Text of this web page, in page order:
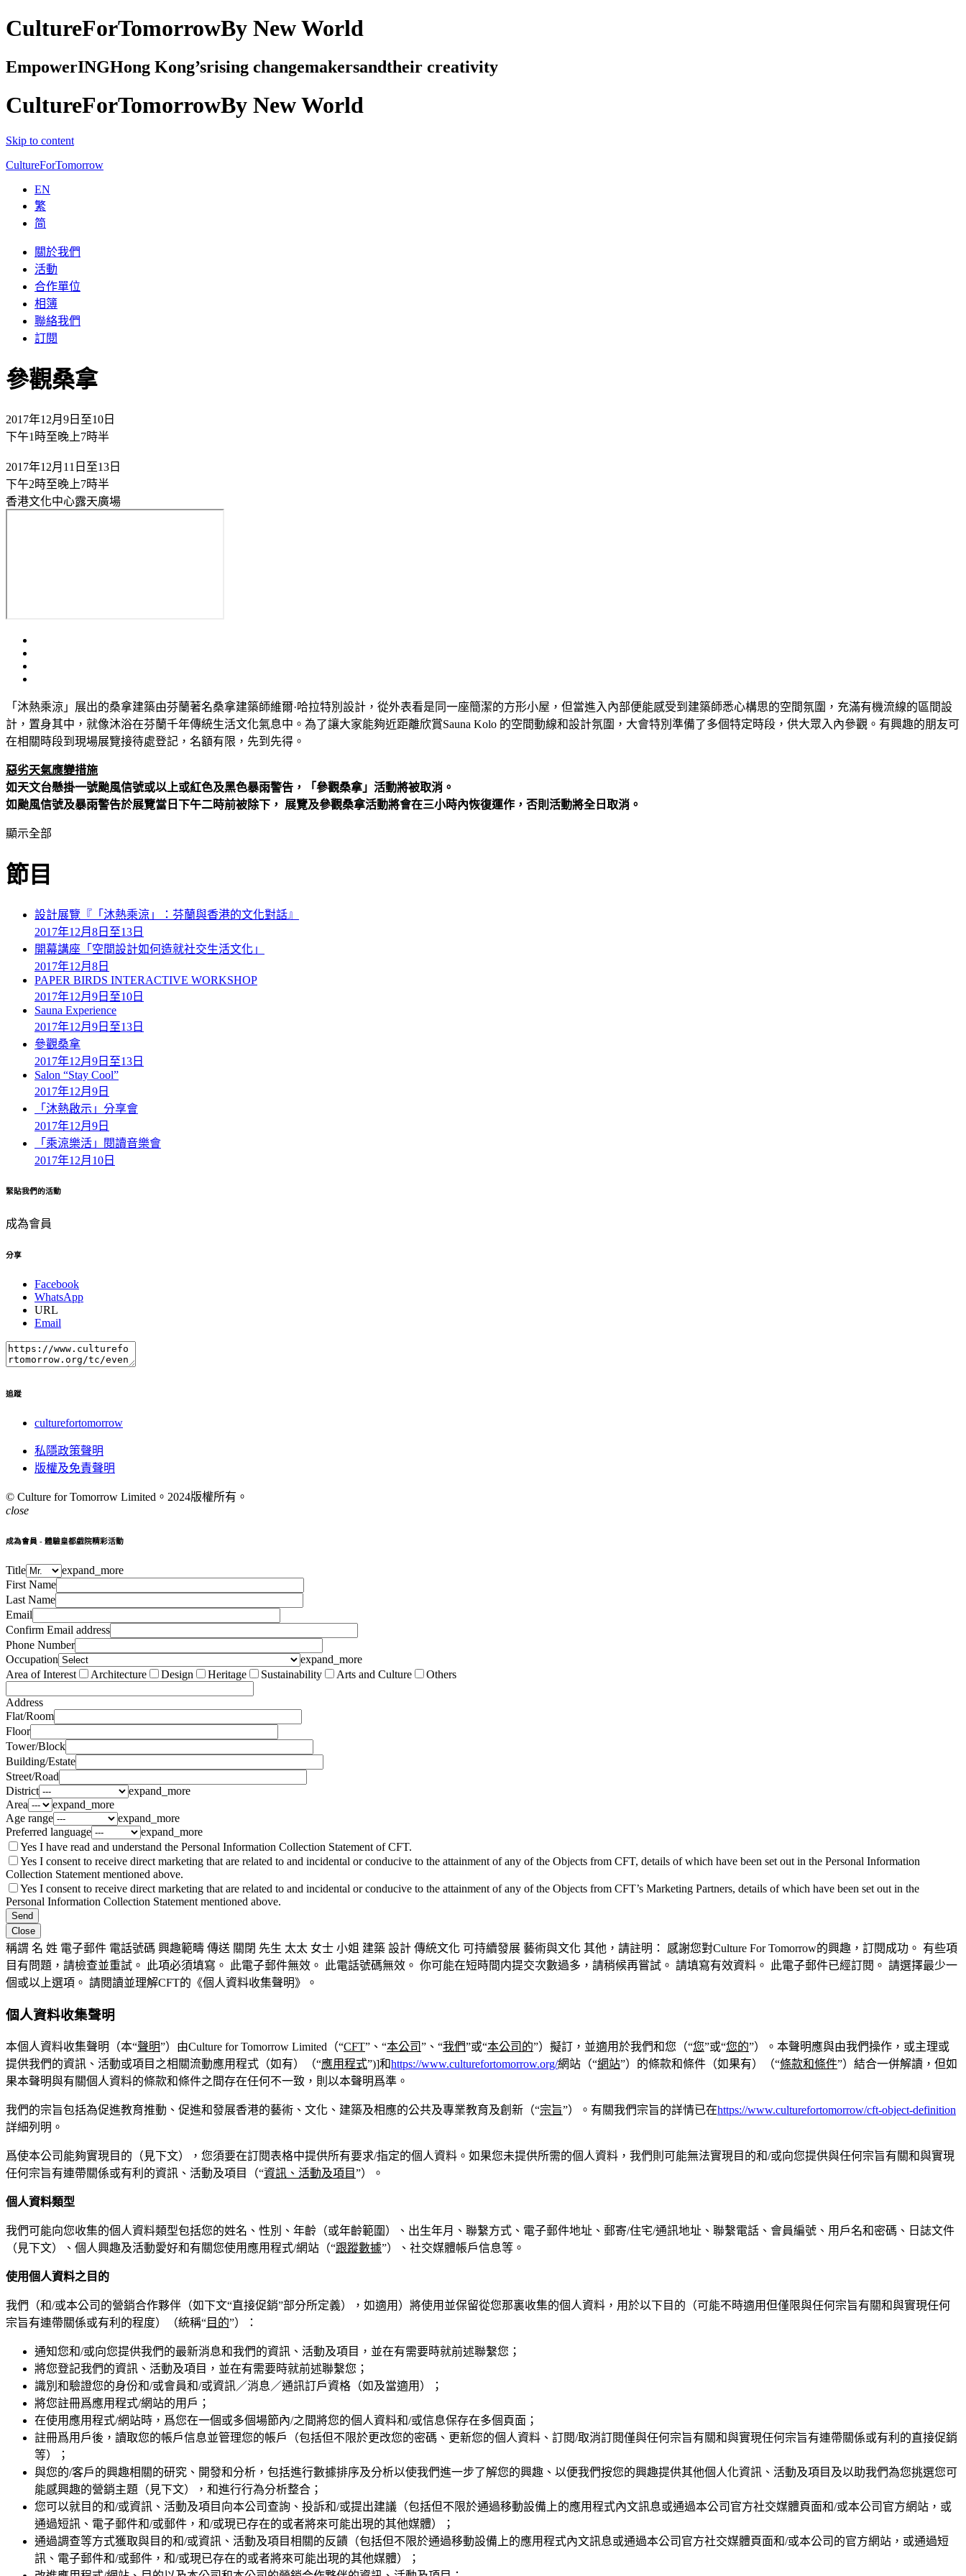
CultureForTomorrowBy New World
EmpowerINGHong Kong’srising changemakersandtheir creativity
CultureForTomorrowBy New World
Skip to content
CultureForTomorrow
EN
繁
简
關於我們
活動
合作單位
相簿
聯絡我們
訂閱
參觀桑拿
2017年12月9日至10日
下午1時至晚上7時半
2017年12月11日至13日
下午2時至晚上7時半
香港文化中心露天廣場
「沐熱乘涼」展出的桑拿建築由芬蘭著名桑拿建築師維爾·哈拉特別設計，從外表看是同一座簡潔的方形小屋，但當進入內部便能感受到建築師悉心構思的空間氛圍，充滿有機流線的區間設
計，置身其中，就像沐浴在芬蘭千年傳統生活文化氣息中。為了讓大家能夠近距離欣賞Sauna Kolo 的空間動線和設計氛圍，大會特別準備了多個特定時段，供大眾入內參觀。有興趣的朋友可
在相關時段到現場展覽接待處登記，名額有限，先到先得。
惡劣天氣應變措施
如天文台懸掛一號颱風信號或以上或紅色及黑色暴雨警告，「參觀桑拿」活動將被取消。
如颱風信號及暴雨警告於展覽當日下午二時前被除下， 展覽及參觀桑拿活動將會在三小時內恢復運作，否則活動將全日取消。
顯示全部
節目
設計展覽 『「沐熱乘涼」：芬蘭與香港的文化對話』
2017年12月8日至13日
開幕講座 「空間設計如何造就社交生活文化」
2017年12月8日
PAPER BIRDS INTERACTIVE WORKSHOP
2017年12月9日至10日
Sauna Experience
2017年12月9日至13日
參觀桑拿
2017年12月9日至13日
Salon “Stay Cool”
2017年12月9日
「沐熱啟示」分享會
2017年12月9日
「乘涼樂活」閱讀音樂會
2017年12月10日
緊貼我們的活動
成為會員
分享
Facebook
WhatsApp
URL
Email
追蹤
culturefortomorrow
私隱政策聲明
版權及免責聲明
© Culture for Tomorrow Limited。 2024版權所有。
close
成為會員 - 體驗皇都戲院精彩活動
Title
expand_more
First Name
Last Name
Email
Confirm Email address
Phone Number
Occupation
expand_more
Area of Interest
Architecture Design Heritage Sustainability Arts and Culture Others
Address
Flat/Room
Floor
Tower/Block
Building/Estate
Street/Road
District
expand_more
Area
expand_more
Age range
expand_more
Preferred language
expand_more
Yes I have read and understand the Personal Information Collection Statement of CFT.
Yes I consent to receive direct marketing that are related to and incidental or conducive to the attainment of any of the Objects from CFT, details of which have been set out in the Personal Information
Collection Statement mentioned above.
Yes I consent to receive direct marketing that are related to and incidental or conducive to the attainment of any of the Objects from CFT’s Marketing Partners, details of which have been set out in the
Personal Information Collection Statement mentioned above.
稱謂 名 姓 電子郵件 電話號碼 興趣範疇 傳送 關閉 先生 太太 女士 小姐 建築 設計 傳統文化 可持續發展 藝術與文化 其他，請註明： 感謝您對Culture For Tomorrow的興趣，訂閱成功。 有些項
目有問題，請檢查並重試。
此項必須填寫。 此電子郵件無效。 此電話號碼無效。 你可能在短時間内提交次數過多，請稍候再嘗試。 請填寫有效資料。 此電子郵件已經訂閱。 請選擇最少一
個或以上選項。 請閱讀並理解CFT的《個人資料收集聲明》。
個人資料收集聲明
本個人資料收集聲明（本“聲明”）由Culture for Tomorrow Limited（“CFT”、“本公司”、“我們”或“本公司的”）擬訂，並適用於我們和您（“您”或“您的”）。本聲明應與由我們操作，或主理或
提供我們的資訊、活動或項目之相關流動應用程式（如有）（“應用程式”)]和https://www.culturefortomorrow.org/網站（“網站”）的條款和條件（如果有）（“條款和條件”）結合一併解讀，但如
果本聲明與有關個人資料的條款和條件之間存在任何不一致，則以本聲明爲準。
我們的宗旨包括為促進教育推動、促進和發展香港的藝術、文化、建築及相應的公共及專業教育及創新（“宗旨”）。有關我們宗旨的詳情已在https://www.culturefortomorrow/cft-object-definition
詳細列明。
爲使本公司能夠實現目的（見下文），您須要在訂閱表格中提供所有要求/指定的個人資料。如果您未提供所需的個人資料，我們則可能無法實現目的和/或向您提供與任何宗旨有關和與實現
任何宗旨有連帶關係或有利的資訊、活動及項目（“資訊、活動及項目”）。
個人資料類型
我們可能向您收集的個人資料類型包括您的姓名、性別、年齡（或年齡範圍）、出生年月、聯繫方式、電子郵件地址、郵寄/住宅/通訊地址、聯繫電話、會員編號、用戶名和密碼、日誌文件
（見下文）、個人興趣及活動愛好和有關您使用應用程式/網站（“跟蹤數據”）、社交媒體帳戶信息等。
使用個人資料之目的
我們（和/或本公司的營銷合作夥伴（如下文“直接促銷”部分所定義），如適用）將使用並保留從您那裏收集的個人資料，用於以下目的（可能不時適用但僅限與任何宗旨有關和與實現任何
宗旨有連帶關係或有利的程度）（統稱“目的”）：
通知您和/或向您提供我們的最新消息和我們的資訊、活動及項目，並在有需要時就前述聯繫您；
將您登記我們的資訊、活動及項目，並在有需要時就前述聯繫您；
識別和驗證您的身份和/或會員和/或資訊／消息／通訊訂戶資格（如及當適用）；
將您註冊爲應用程式/網站的用戶；
在使用應用程式/網站時，爲您在一個或多個場節內/之間將您的個人資料和/或信息保存在多個頁面；
註冊爲用戶後，讀取您的帳戶信息並管理您的帳戶（包括但不限於更改您的密碼、更新您的個人資料、訂閱/取消訂閱僅與任何宗旨有關和與實現任何宗旨有連帶關係或有利的直接促銷
等）；
與您的/客戶的興趣相關的研究、開發和分析，包括進行數據排序及分析以使我們進一步了解您的興趣、以便我們按您的興趣提供其他個人化資訊、活動及項目及以助我們為您挑選您可
能感興趣的營銷主題（見下文），和進行行為分析整合；
您可以就目的和/或資訊、活動及項目向本公司查詢、投訴和/或提出建議（包括但不限於通過移動設備上的應用程式內文訊息或通過本公司官方社交媒體頁面和/或本公司官方網站，或
通過短訊、電子郵件和/或郵件，和/或現已存在的或者將來可能出現的其他媒體）；
通過調查等方式獲取與目的和/或資訊、活動及項目相關的反饋（包括但不限於通過移動設備上的應用程式內文訊息或通過本公司官方社交媒體頁面和/或本公司的官方網站，或通過短
訊、電子郵件和/或郵件，和/或現已存在的或者將來可能出現的其他媒體）；